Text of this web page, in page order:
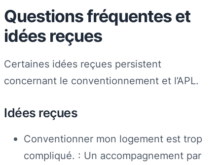
Questions fréquentes et
idées reçues
Certaines idées reçues persistent
concernant le conventionnement et l’APL.
Idées reçues
Conventionner mon logement est trop
compliqué. : Un accompagnement par